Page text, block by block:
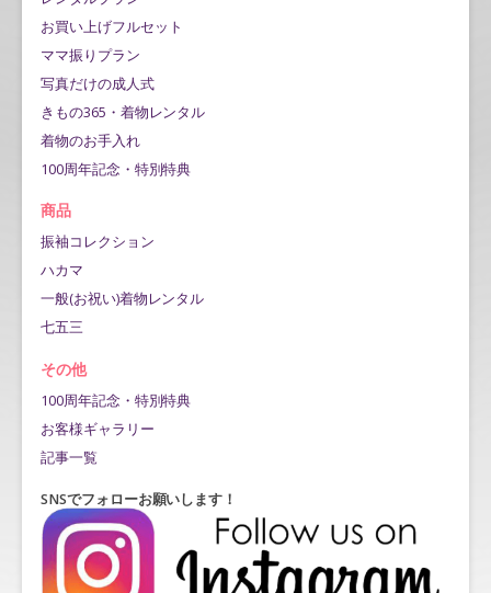
お買い上げフルセット
ママ振りプラン
写真だけの成人式
きもの365・着物レンタル
着物のお手入れ
100周年記念・特別特典
商品
振袖コレクション
ハカマ
一般(お祝い)着物レンタル
七五三
その他
100周年記念・特別特典
お客様ギャラリー
記事一覧
SNSでフォローお願いします！